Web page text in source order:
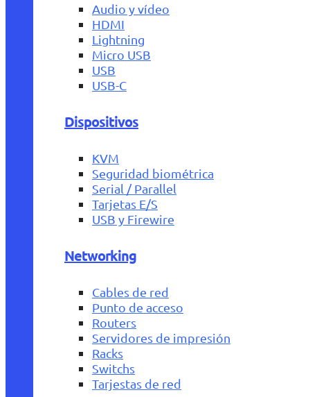
Audio y vídeo
HDMI
Lightning
Micro USB
USB
USB-C
Dispositivos
KVM
Seguridad biométrica
Serial / Parallel
Tarjetas E/S
USB y Firewire
Networking
Cables de red
Punto de acceso
Routers
Servidores de impresión
Racks
Switchs
Tarjestas de red